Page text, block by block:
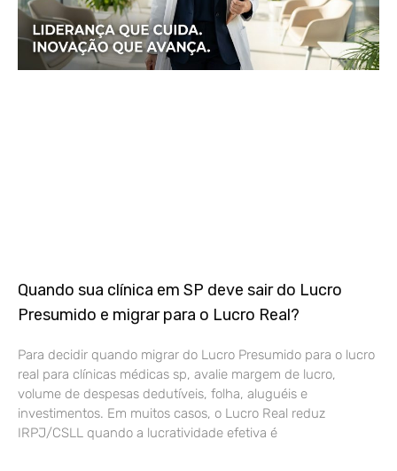
Quando sua clínica em SP deve sair do Lucro
Presumido e migrar para o Lucro Real?
Para decidir quando migrar do Lucro Presumido para o lucro
real para clínicas médicas sp, avalie margem de lucro,
volume de despesas dedutíveis, folha, aluguéis e
investimentos. Em muitos casos, o Lucro Real reduz
IRPJ/CSLL quando a lucratividade efetiva é